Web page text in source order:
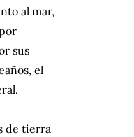
al mar,
sus
el
de tierra